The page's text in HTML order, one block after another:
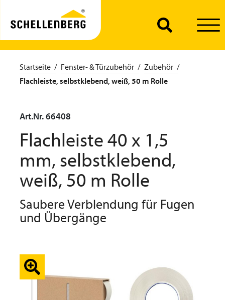
Startseite Fenster- & Türzubehör
Zubehör
Flachleiste, selbstklebend, weiß, 50 m Rolle
Art.Nr. 66408
Flachleiste 40 x 1,5
mm, selbstklebend,
weiß, 50 m Rolle
Saubere Verblendung für Fugen
und Übergänge